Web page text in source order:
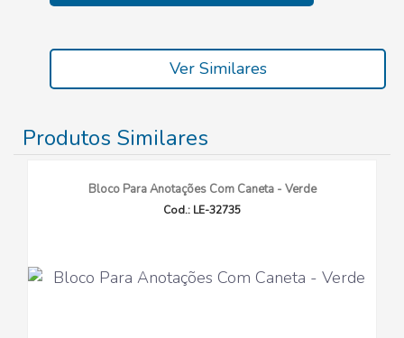
Ver Similares
Produtos Similares
Bloco Para Anotações Com Caneta - Verde
Cod.: LE-32735